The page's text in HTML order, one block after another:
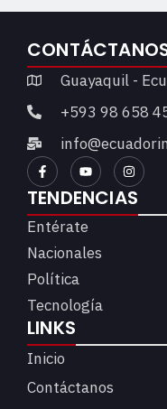
Guayaquil -
+593 98 658
TENDENCIAS
Entérate
Nacionales
Política
Tecnología
LINKS
Inicio
Contáctanos